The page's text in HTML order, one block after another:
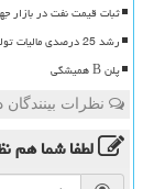
ثبات قیمت نفت در بازار
رشد 25 درصدی مالیات تولید فشار مالیاتی به سایر حوزه ها منتقل شد
پلن B همیشگی
نظرات
لطفا شما هم